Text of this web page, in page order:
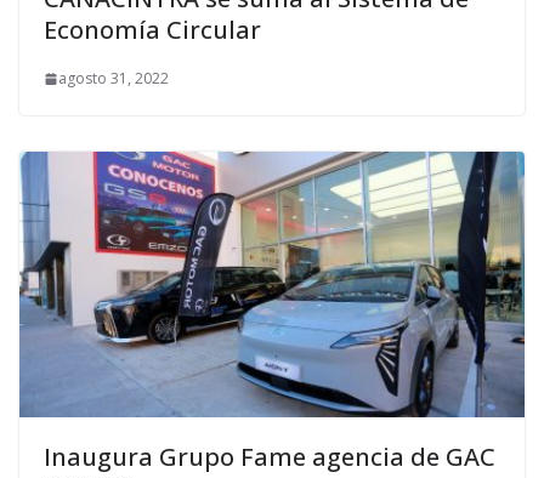
Economía Circular
agosto 31, 2022
Inaugura Grupo Fame agencia de GAC